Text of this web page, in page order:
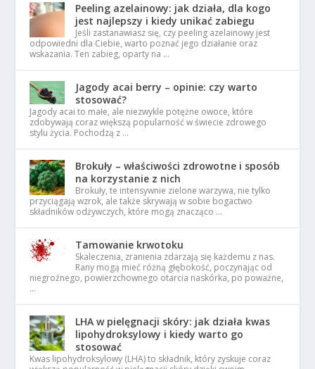
Peeling azelainowy: jak działa, dla kogo
jest najlepszy i kiedy unikać zabiegu
Jeśli zastanawiasz się, czy peeling azelainowy jest
odpowiedni dla Ciebie, warto poznać jego działanie oraz
wskazania. Ten zabieg, oparty na …
Jagody acai berry – opinie: czy warto
stosować?
Jagody acai to małe, ale niezwykle potężne owoce, które
zdobywają coraz większą popularność w świecie zdrowego
stylu życia. Pochodzą z …
Brokuły – właściwości zdrowotne i sposób
na korzystanie z nich
Brokuły, te intensywnie zielone warzywa, nie tylko
przyciągają wzrok, ale także skrywają w sobie bogactwo
składników odżywczych, które mogą znacząco …
Tamowanie krwotoku
Skaleczenia, zranienia zdarzają się każdemu z nas.
Rany mogą mieć różną głębokość, poczynając od
niegroźnego, powierzchownego otarcia naskórka, po poważne,
…
LHA w pielęgnacji skóry: jak działa kwas
lipohydroksylowy i kiedy warto go
stosować
Kwas lipohydroksylowy (LHA) to składnik, który zyskuje coraz